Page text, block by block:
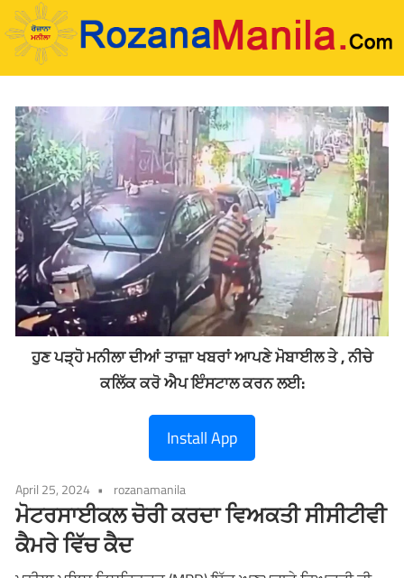
Skip
to
content
ਹੁਣ ਪੜ੍ਹੋ ਮਨੀਲਾ ਦੀਆਂ ਤਾਜ਼ਾ ਖਬਰਾਂ ਆਪਣੇ ਮੋਬਾਈਲ ਤੇ , ਨੀਚੇ
ਕਲਿੱਕ ਕਰੋ ਐਪ ਇੰਸਟਾਲ ਕਰਨ ਲਈ:
Install App
April 25, 2024 rozanamanila
ਮੋਟਰਸਾਈਕਲ ਚੋਰੀ ਕਰਦਾ ਵਿਅਕਤੀ ਸੀਸੀਟੀਵੀ
ਕੈਮਰੇ ਵਿੱਚ ਕੈਦ